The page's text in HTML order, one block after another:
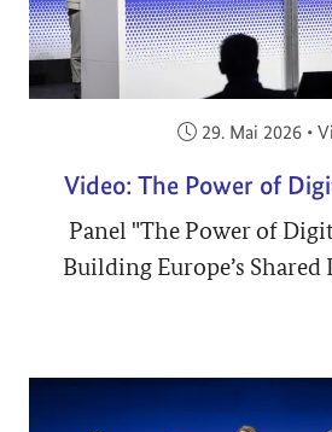
Veröffentlicht
29. Mai 2026 •
Video: The Power of
Panel "The Power of
Building Europe’s